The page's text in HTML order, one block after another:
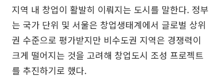
지역 내 창업이 활발히 이뤄지는 도시를 말한다. 정부
는 국가 단위 및 서울은 창업생태계에서 글로벌 상위
권 수준으로 평가받지만 비수도권 지역은 경쟁력이
크게 떨어지는 것을 고려해 창업도시 조성 프로젝트
를 추진하기로 했다.